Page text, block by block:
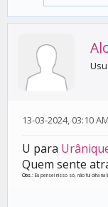
13-03-2024, 03:10 AM
U para
Quem sente
Obs.: Eu pensei nisso só, não fui olha na